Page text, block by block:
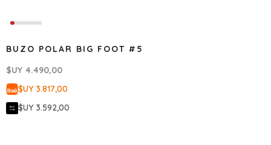
BUZO POLAR BIG FOOT #5
$UY 4.490,00
$UY 3.817,00
$UY 3.592,00